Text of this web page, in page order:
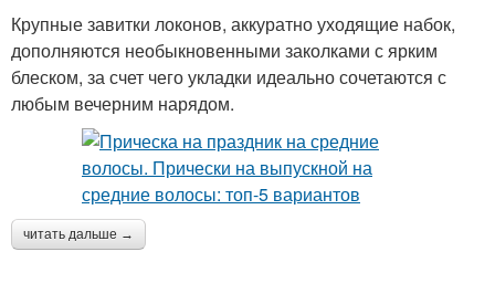
Крупные завитки локонов, аккуратно уходящие набок,
дополняются необыкновенными заколками с ярким
блеском, за счет чего укладки идеально сочетаются с
любым вечерним нарядом.
читать дальше →